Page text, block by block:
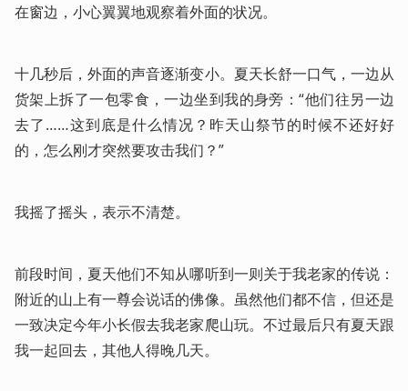
在窗边，小心翼翼地观察着外面的状况。
十几秒后，外面的声音逐渐变小。夏天长舒一口气，一边从
货架上拆了一包零食，一边坐到我的身旁：“他们往另一边
去了……这到底是什么情况？昨天山祭节的时候不还好好
的，怎么刚才突然要攻击我们？”
我摇了摇头，表示不清楚。
前段时间，夏天他们不知从哪听到一则关于我老家的传说：
附近的山上有一尊会说话的佛像。虽然他们都不信，但还是
一致决定今年小长假去我老家爬山玩。不过最后只有夏天跟
我一起回去，其他人得晚几天。